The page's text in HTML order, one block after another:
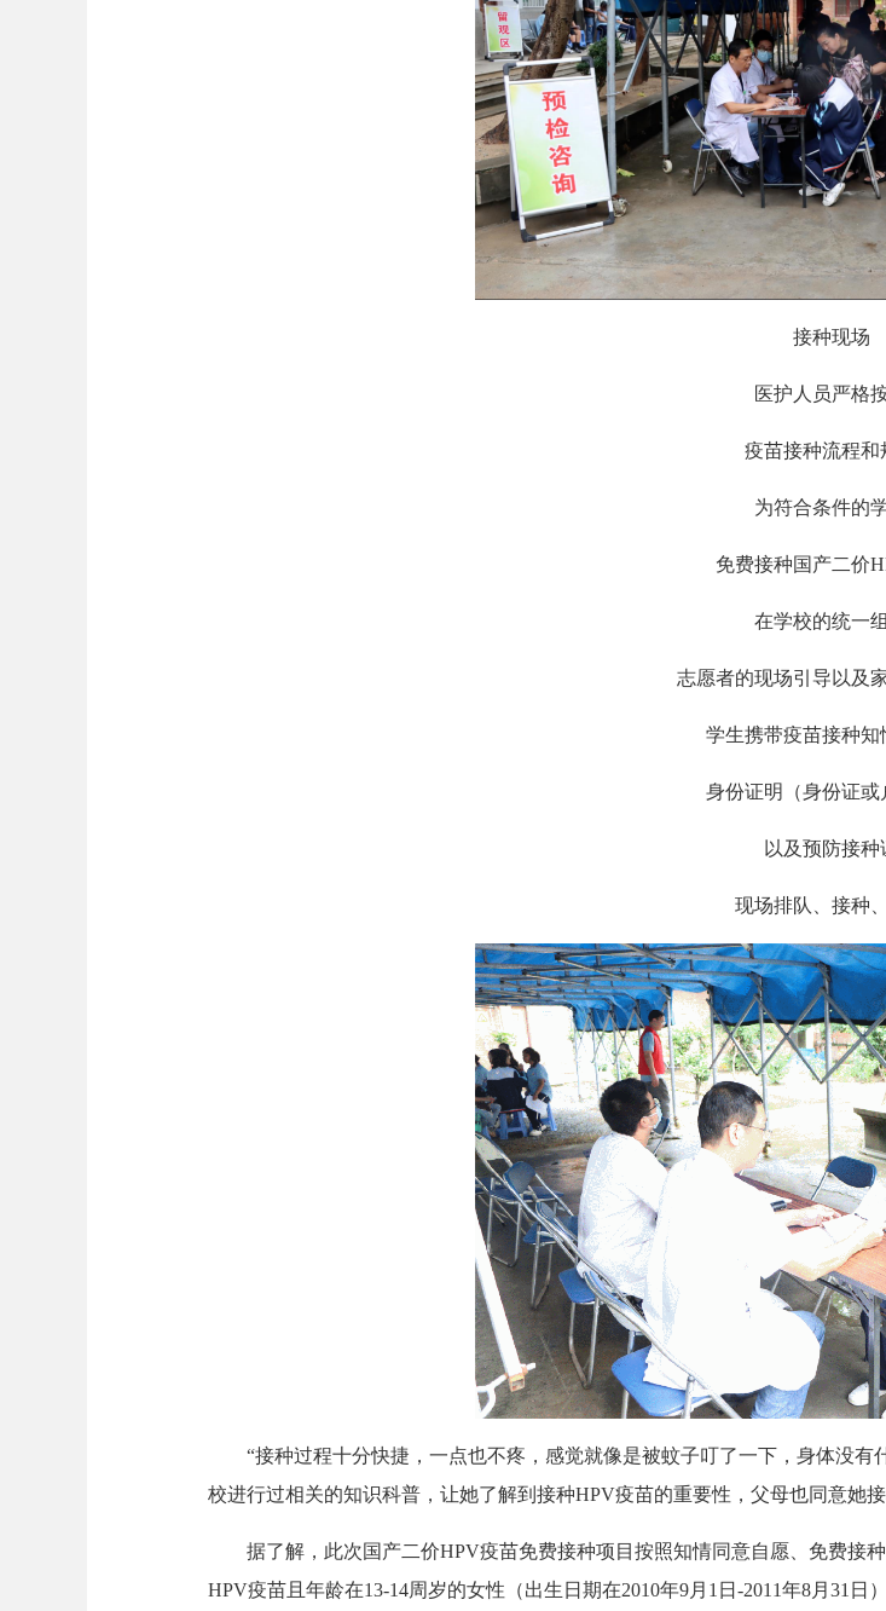
接种现场
医护人员严格
疫苗接种流程和
为符合条件的
免费接种国产二价
在学校的统一
志愿者的现场引导以及
学生携带疫苗接种知
身份证明（身份证或
以及预防接种
现场排队、接种
“接种过程十分快捷，一点也不疼，感觉就像是被蚊子叮了一下，身体没有
校进行过相关的知识科普，让她了解到接种HPV疫苗的重要性，父母也同意她接
据了解，此次国产二价HPV疫苗免费接种项目按照知情同意自愿、免费接
HPV疫苗且年龄在13-14周岁的女性（出生日期在2010年9月1日-2011年8月31日）